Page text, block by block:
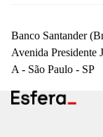
Banco Santander
Avenida Presidente
A - São Paulo - SP